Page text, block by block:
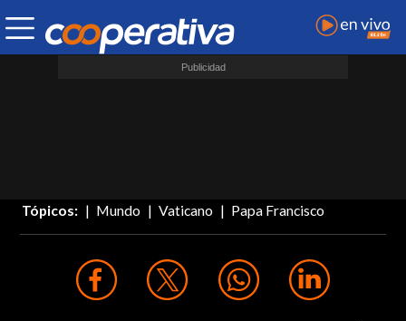
Tópicos: Mundo Vaticano Papa Francisco